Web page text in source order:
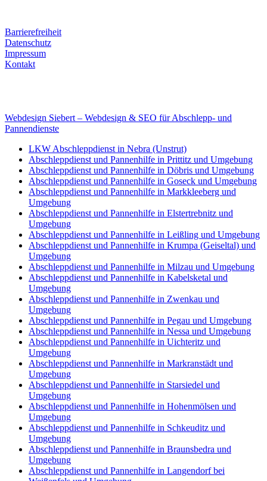
Barrierefreiheit
Datenschutz
Impressum
Kontakt
Webdesign Siebert – Webdesign & SEO für Abschlepp- und
Pannendienste
LKW Abschleppdienst in Nebra (Unstrut)
Abschleppdienst und Pannenhilfe in Prittitz und Umgebung
Abschleppdienst und Pannenhilfe in Döbris und Umgebung
Abschleppdienst und Pannenhilfe in Goseck und Umgebung
Abschleppdienst und Pannenhilfe in Markkleeberg und
Umgebung
Abschleppdienst und Pannenhilfe in Elstertrebnitz und
Umgebung
Abschleppdienst und Pannenhilfe in Leißling und Umgebung
Abschleppdienst und Pannenhilfe in Krumpa (Geiseltal) und
Umgebung
Abschleppdienst und Pannenhilfe in Milzau und Umgebung
Abschleppdienst und Pannenhilfe in Kabelsketal und
Umgebung
Abschleppdienst und Pannenhilfe in Zwenkau und
Umgebung
Abschleppdienst und Pannenhilfe in Pegau und Umgebung
Abschleppdienst und Pannenhilfe in Nessa und Umgebung
Abschleppdienst und Pannenhilfe in Uichteritz und
Umgebung
Abschleppdienst und Pannenhilfe in Markranstädt und
Umgebung
Abschleppdienst und Pannenhilfe in Starsiedel und
Umgebung
Abschleppdienst und Pannenhilfe in Hohenmölsen und
Umgebung
Abschleppdienst und Pannenhilfe in Schkeuditz und
Umgebung
Abschleppdienst und Pannenhilfe in Braunsbedra und
Umgebung
Abschleppdienst und Pannenhilfe in Langendorf bei